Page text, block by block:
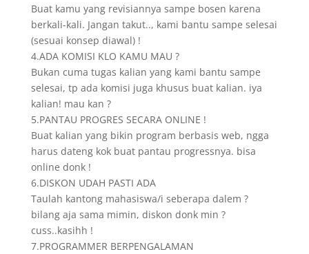
Buat kamu yang revisiannya sampe bosen karena
berkali-kali. Jangan takut.., kami bantu sampe selesai
(sesuai konsep diawal) !
4.ADA KOMISI KLO KAMU MAU ?
Bukan cuma tugas kalian yang kami bantu sampe
selesai, tp ada komisi juga khusus buat kalian. iya
kalian! mau kan ?
5.PANTAU PROGRES SECARA ONLINE !
Buat kalian yang bikin program berbasis web, ngga
harus dateng kok buat pantau progressnya. bisa
online donk !
6.DISKON UDAH PASTI ADA
Taulah kantong mahasiswa/i seberapa dalem ?
bilang aja sama mimin, diskon donk min ?
cuss..kasihh !
7.PROGRAMMER BERPENGALAMAN